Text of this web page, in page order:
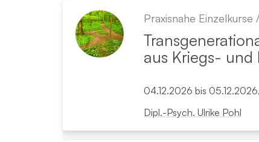
Praxisnahe Einzelkurse /
aus Kriegs- und
04.12.2026 bis
Dipl.-Psych. Ulrike Pohl